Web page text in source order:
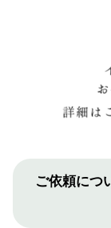
ご依頼につ